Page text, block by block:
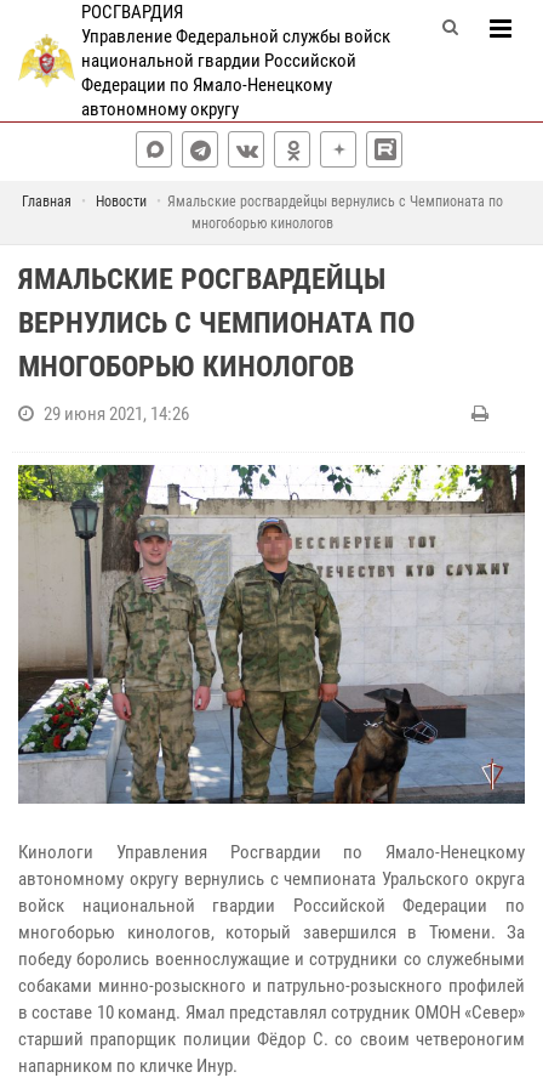
РОСГВАРДИЯ
Управление Федеральной службы войск
национальной гвардии Российской
Федерации по Ямало-Ненецкому
автономному округу
Главная Новости
Ямальские росгвардейцы вернулись с Чемпионата по
многоборью кинологов
ЯМАЛЬСКИЕ РОСГВАРДЕЙЦЫ
ВЕРНУЛИСЬ С ЧЕМПИОНАТА ПО
МНОГОБОРЬЮ КИНОЛОГОВ
29 июня 2021, 14:26
Кинологи Управления Росгвардии по Ямало-Ненецкому
автономному округу вернулись с чемпионата Уральского округа
войск национальной гвардии Российской Федерации по
многоборью кинологов, который завершился в Тюмени. За
победу боролись военнослужащие и сотрудники со служебными
собаками минно-розыскного и патрульно-розыскного профилей
в составе 10 команд. Ямал представлял сотрудник ОМОН «Север»
старший прапорщик полиции Фёдор С. со своим четвероногим
напарником по кличке Инур.